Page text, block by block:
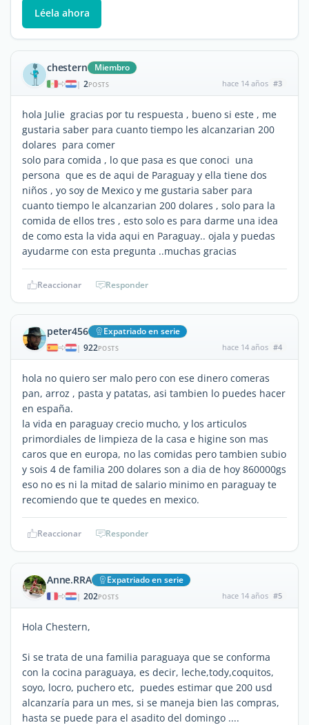
Léela ahora
chestern Miembro
| 2POSTS hace 14 años #3
hola Julie gracias por tu respuesta , bueno si este , me
gustaria saber para cuanto tiempo les alcanzarian 200
dolares para comer
solo para comida , lo que pasa es que conoci una
persona que es de aqui de Paraguay y ella tiene dos
niños , yo soy de Mexico y me gustaria saber para
cuanto tiempo le alcanzarian 200 dolares , solo para la
comida de ellos tres , esto solo es para darme una idea
de como esta la vida aqui en Paraguay.. ojala y puedas
ayudarme con esta pregunta ..muchas gracias
Reaccionar Responder
peter456 Expatriado en serie
| 922POSTS hace 14 años #4
hola no quiero ser malo pero con ese dinero comeras
pan, arroz , pasta y patatas, asi tambien lo puedes hacer
en españa.
la vida en paraguay crecio mucho, y los articulos
primordiales de limpieza de la casa e higine son mas
caros que en europa, no las comidas pero tambien subio
y sois 4 de familia 200 dolares son a dia de hoy 860000gs
eso no es ni la mitad de salario minimo en paraguay te
recomiendo que te quedes en mexico.
Reaccionar Responder
Anne.RRA Expatriado en serie
| 202POSTS hace 14 años #5
Hola Chestern,
Si se trata de una familia paraguaya que se conforma
con la cocina paraguaya, es decir, leche,tody,coquitos,
soyo, locro, puchero etc, puedes estimar que 200 usd
alcanzaría para un mes, si se maneja bien las compras,
hasta se puede para el asadito del domingo ....